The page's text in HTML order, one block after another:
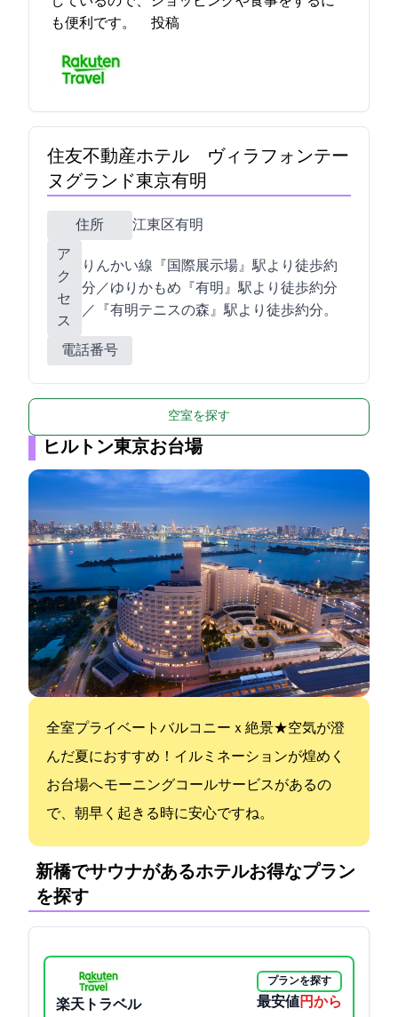
も便利です。 2023-04-24 17:17:29投稿
住友不動産ホテル ヴィラフォンテー
ヌグランド東京有明
住所
江東区有明2-1-5
ア
ク
セ
ス
りんかい線『国際展示場』駅より徒歩約6
分／ゆりかもめ『有明』駅より徒歩約4分
／『有明テニスの森』駅より徒歩約5分。
電話番号
空室を探す
ヒルトン東京お台場
全室プライベートバルコニーｘ絶景★空気が澄
んだ夏におすすめ！イルミネーションが煌めく
お台場へ モーニングコールサービスがあるの
で、朝早く起きる時に安心ですね。
新橋でサウナがあるホテル:お得なプラン
を探す
楽天トラベル
プランを探す
最安値11094円から